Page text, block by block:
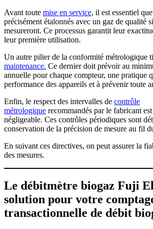
Avant toute mise en service, il est essentiel
précisément étalonnés avec un gaz de qualité
mesureront. Ce processus garantit leur
leur première utilisation.
Un autre pilier de la conformité métrologique
maintenance. Ce dernier doit prévoir au
annuelle pour chaque compteur, une pratique
performance des appareils et à prévenir toute
Enfin, le respect des intervalles de contrôle
métrologique recommandés par le fabricant
négligeable. Ces contrôles périodiques sont
conservation de la précision de mesure au fil
En suivant ces directives, on peut assurer la
des mesures.
Le débitmètre biogaz Fuji
solution pour votre
transactionnelle de débit